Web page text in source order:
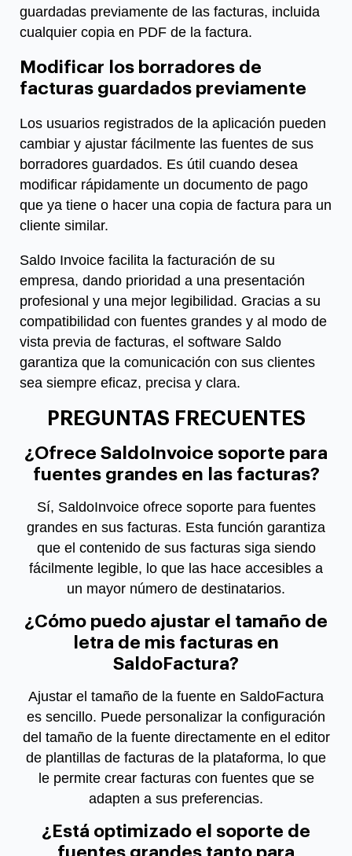
guardadas previamente de las facturas, incluida
cualquier copia en PDF de la factura.
Modificar los borradores de
facturas guardados previamente
Los usuarios registrados de la aplicación pueden
cambiar y ajustar fácilmente las fuentes de sus
borradores guardados. Es útil cuando desea
modificar rápidamente un documento de pago
que ya tiene o hacer una copia de factura para un
cliente similar.
Saldo Invoice facilita la facturación de su
empresa, dando prioridad a una presentación
profesional y una mejor legibilidad. Gracias a su
compatibilidad con fuentes grandes y al modo de
vista previa de facturas, el software Saldo
garantiza que la comunicación con sus clientes
sea siempre eficaz, precisa y clara.
PREGUNTAS FRECUENTES
¿Ofrece SaldoInvoice soporte para
fuentes grandes en las facturas?
Sí, SaldoInvoice ofrece soporte para fuentes
grandes en sus facturas. Esta función garantiza
que el contenido de sus facturas siga siendo
fácilmente legible, lo que las hace accesibles a
un mayor número de destinatarios.
¿Cómo puedo ajustar el tamaño de
letra de mis facturas en
SaldoFactura?
Ajustar el tamaño de la fuente en SaldoFactura
es sencillo. Puede personalizar la configuración
del tamaño de la fuente directamente en el editor
de plantillas de facturas de la plataforma, lo que
le permite crear facturas con fuentes que se
adapten a sus preferencias.
¿Está optimizado el soporte de